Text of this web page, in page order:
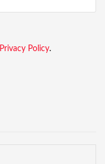
Privacy Policy.